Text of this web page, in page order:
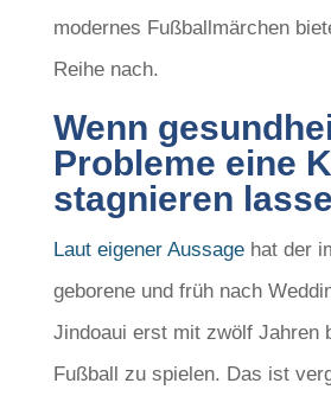
modernes Fußballmärchen
Reihe nach.
Wenn
Probleme eine
stagnieren
Laut eigener Aussagehat der
geborene und früh nach
Jindoaui erst mit zwölf Jahren
Fußball zu spielen. Das ist